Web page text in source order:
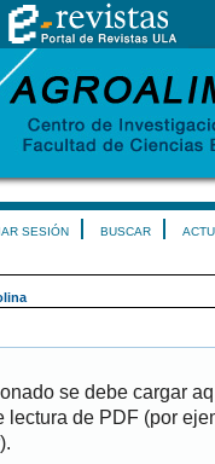
SESIÓN BUSCAR
se debe cargar
lectura de PDF (por
).